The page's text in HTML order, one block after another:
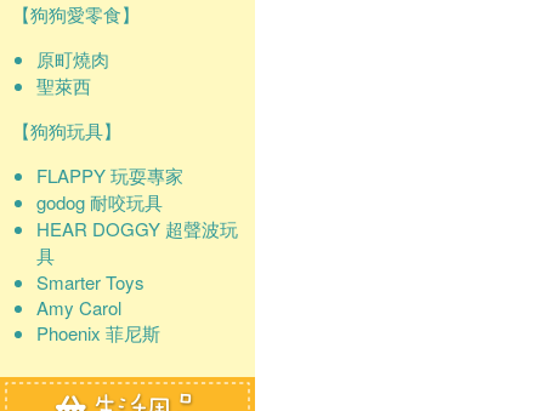
【狗狗愛零食】
原町燒肉
聖萊西
【狗狗玩具】
FLAPPY 玩耍專家
godog 耐咬玩具
HEAR DOGGY 超聲波玩
具
Smarter Toys
Amy Carol
Phoenix 菲尼斯